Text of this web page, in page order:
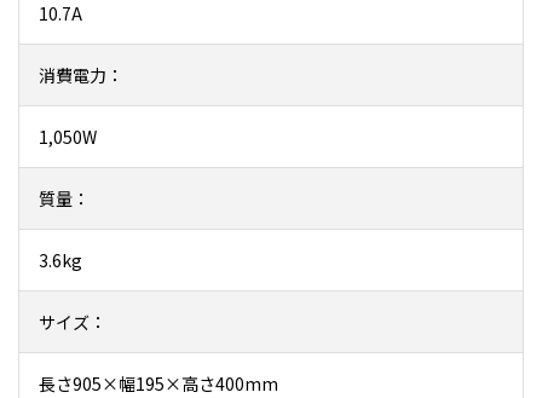
10.7A
消費電力：
1,050W
質量：
3.6kg
サイズ：
長さ905×幅195×高さ400mm